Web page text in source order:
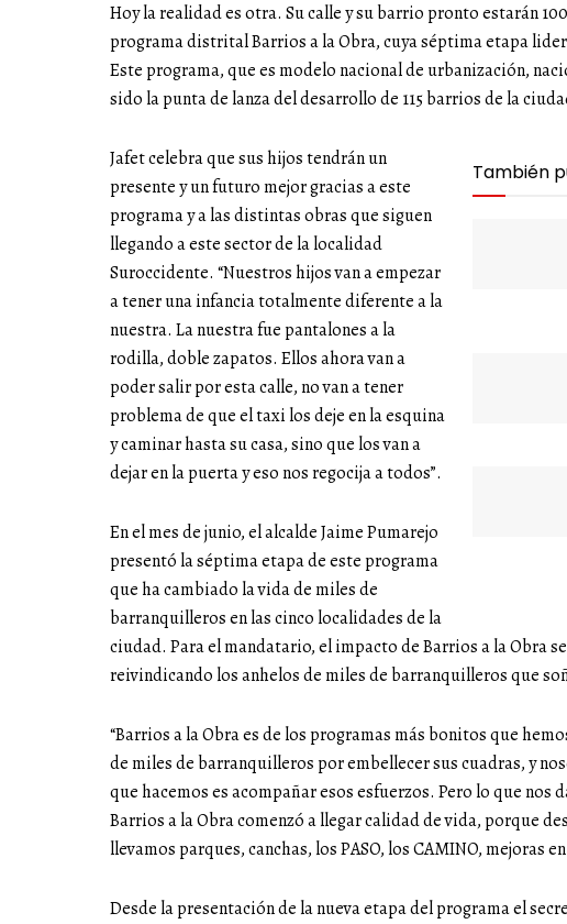
Hoy la realidad es otra. Su calle y su barrio pronto estarán
programa distrital Barrios a la Obra, cuya séptima etapa
Este programa, que es modelo nacional de urbanización,
sido la punta de lanza del desarrollo de 115 barrios de la
También
Jafet celebra que sus hijos tendrán un
presente y un futuro mejor gracias a este
programa y a las distintas obras que siguen
llegando a este sector de la localidad
Suroccidente. “Nuestros hijos van a empezar
a tener una infancia totalmente diferente a la
nuestra. La nuestra fue pantalones a la
rodilla, doble zapatos. Ellos ahora van a
poder salir por esta calle, no van a tener
problema de que el taxi los deje en la esquina
y caminar hasta su casa, sino que los van a
dejar en la puerta y eso nos regocija a todos”.
En el mes de junio, el alcalde Jaime Pumarejo
presentó la séptima etapa de este programa
que ha cambiado la vida de miles de
barranquilleros en las cinco localidades de la
ciudad. Para el mandatario, el impacto de Barrios a la Obra
reivindicando los anhelos de miles de barranquilleros que
“Barrios a la Obra es de los programas más bonitos que
de miles de barranquilleros por embellecer sus cuadras, y
que hacemos es acompañar esos esfuerzos. Pero lo que nos
Barrios a la Obra comenzó a llegar calidad de vida, porque
llevamos parques, canchas, los PASO, los CAMINO, mejoras
Desde la presentación de la nueva etapa del programa el